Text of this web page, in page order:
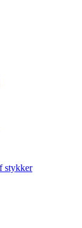
stykker